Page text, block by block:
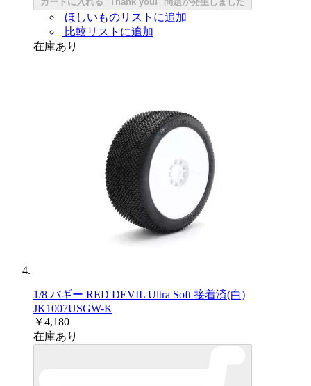
ほしいものリストに追加
比較リストに追加
在庫あり
1/8 バギー RED DEVIL Ultra Soft 接着済(白)
JK1007USGW-K
￥4,180
在庫あり